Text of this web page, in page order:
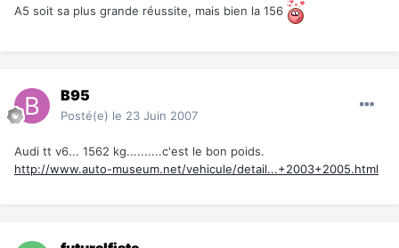
A5 soit sa plus grande réussite, mais bien la 156
B95
Posté(e) le 23 Juin 2007
Audi tt v6... 1562 kg..........c'est le bon poids.
http://www.auto-museum.net/vehicule/detail...+2003+2005.html